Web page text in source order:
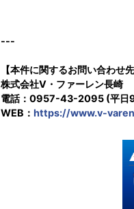
---
【本件に関するお問い合わせ
株式会社V・ファーレン長崎
電話：0957-43-2095 (平
WEB： https://www.v-